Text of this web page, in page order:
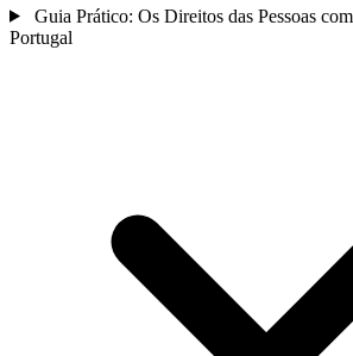
Guia Prático: Os Direitos das Pessoas
Portugal